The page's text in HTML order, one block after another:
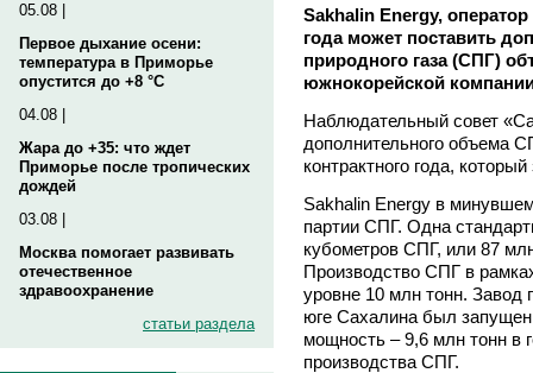
05.08 |
Первое дыхание осени:
температура в Приморье
опустится до +8 °C
04.08 |
Жара до +35: что ждет
Приморье после тропических
дождей
03.08 |
Москва помогает развивать
отечественное
здравоохранение
статьи раздела
Sakhalin Energy,
года может поставить
природного газа (СПГ)
южнокорейской компании
Наблюдательный совет
дополнительного объема
контрактного года,
Sakhalin Energy в
партии СПГ. Одна
кубометров СПГ, или 87
Производство СПГ в
уровне 10 млн тонн. Завод
юге Сахалина был запущен
мощность – 9,6 млн тонн в
производства СПГ.